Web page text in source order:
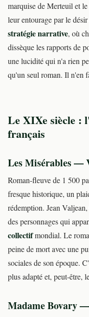
marquise de Merteuil et
leur entourage par le
stratégie narrative, où
dissèque les rapports de
une lucidité qui n'a rien
qu'un seul roman. Il n'en
Le XIXe siècle :
français
Les Misérables —
Roman-fleuve de 1 500
fresque historique, un
rédemption. Jean
des personnages qui
collectifmondial. Le
peine de mort avec une
sociales de son époque.
plus adapté et, peut-être,
Madame Bovary